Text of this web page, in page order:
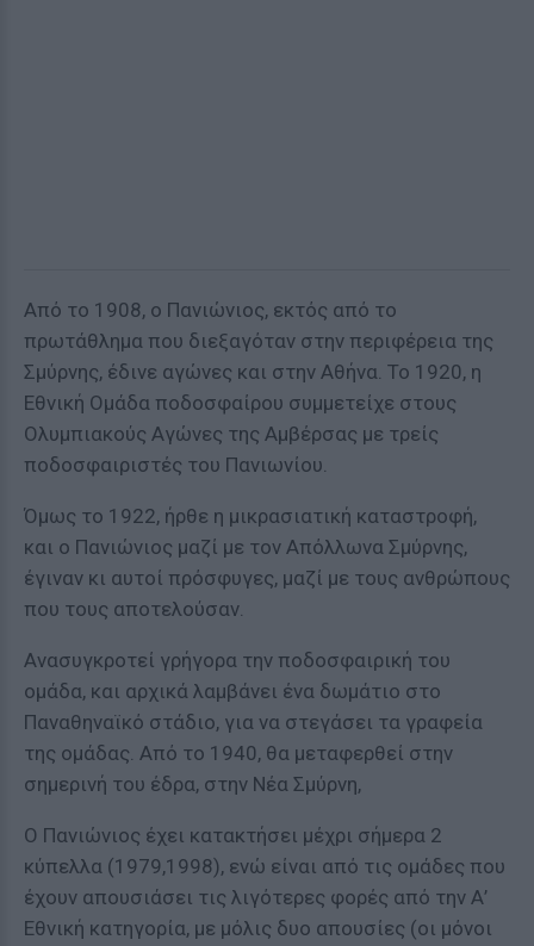
Από το 1908, ο Πανιώνιος, εκτός από το
πρωτάθλημα που διεξαγόταν στην περιφέρεια της
Σμύρνης, έδινε αγώνες και στην Αθήνα. Το 1920, η
Εθνική Ομάδα ποδοσφαίρου συμμετείχε στους
Ολυμπιακούς Αγώνες της Αμβέρσας με τρείς
ποδοσφαιριστές του Πανιωνίου.
Όμως το 1922, ήρθε η μικρασιατική καταστροφή,
και ο Πανιώνιος μαζί με τον Απόλλωνα Σμύρνης,
έγιναν κι αυτοί πρόσφυγες, μαζί με τους ανθρώπους
που τους αποτελούσαν.
Ανασυγκροτεί γρήγορα την ποδοσφαιρική του
ομάδα, και αρχικά λαμβάνει ένα δωμάτιο στο
Παναθηναϊκό στάδιο, για να στεγάσει τα γραφεία
της ομάδας. Από το 1940, θα μεταφερθεί στην
σημερινή του έδρα, στην Νέα Σμύρνη,
Ο Πανιώνιος έχει κατακτήσει μέχρι σήμερα 2
κύπελλα (1979,1998), ενώ είναι από τις ομάδες που
έχουν απουσιάσει τις λιγότερες φορές από την Α’
Εθνική κατηγορία, με μόλις δυο απουσίες (οι μόνοι